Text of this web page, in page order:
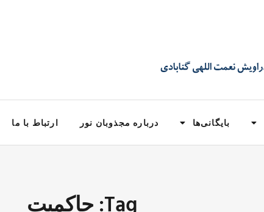
بایگانی‌ها درباره مجذوبان نور ارتباط با ما
Tag: حاکمیت